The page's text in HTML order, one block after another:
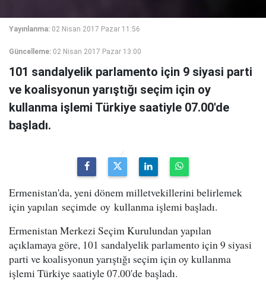
Yayınlanma: 02 Nisan 2017 Pazar 11:56
Güncelleme: 02 Nisan 2017 Pazar 13:00
101 sandalyelik parlamento için 9 siyasi parti
ve koalisyonun yarıştığı seçim için oy
kullanma işlemi Türkiye saatiyle 07.00'de
başladı.
Ermenistan'da, yeni dönem milletvekillerini belirlemek
için yapılan seçimde oy kullanma işlemi başladı.
Ermenistan Merkezi Seçim Kurulundan yapılan
açıklamaya göre, 101 sandalyelik parlamento için 9 siyasi
parti ve koalisyonun yarıştığı seçim için oy kullanma
işlemi Türkiye saatiyle 07.00'de başladı.